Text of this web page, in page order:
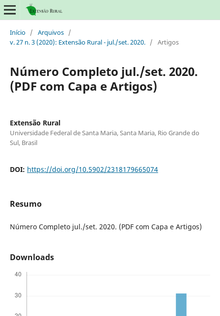
Início / Arquivos /
v. 27 n. 3 (2020): Extensão Rural - jul./set. 2020. / Artigos
Número Completo jul./set. 2020.
(PDF com Capa e Artigos)
Extensão Rural
Universidade Federal de Santa Maria, Santa Maria, Rio Grande do
Sul, Brasil
DOI: https://doi.org/10.5902/2318179665074
Resumo
Número Completo jul./set. 2020. (PDF com Capa e Artigos)
Downloads